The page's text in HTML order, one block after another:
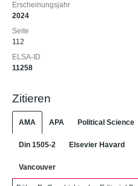
Erscheinungsjahr
2024
Seite
112
ELSA-ID
11258
Zitieren
AMA APA Political Science
Din 1505-2 Elsevier Havard
Vancouver